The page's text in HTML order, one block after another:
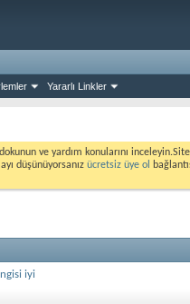
Yararlı Linkler
dokunun ve yardım konularını
düşünüyorsanız ücretsiz üye ol
iyi